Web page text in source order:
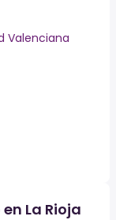
Valenciana
La Rioja